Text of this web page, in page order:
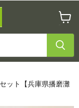
ー
ト
を
見
ット【兵庫県播磨灘